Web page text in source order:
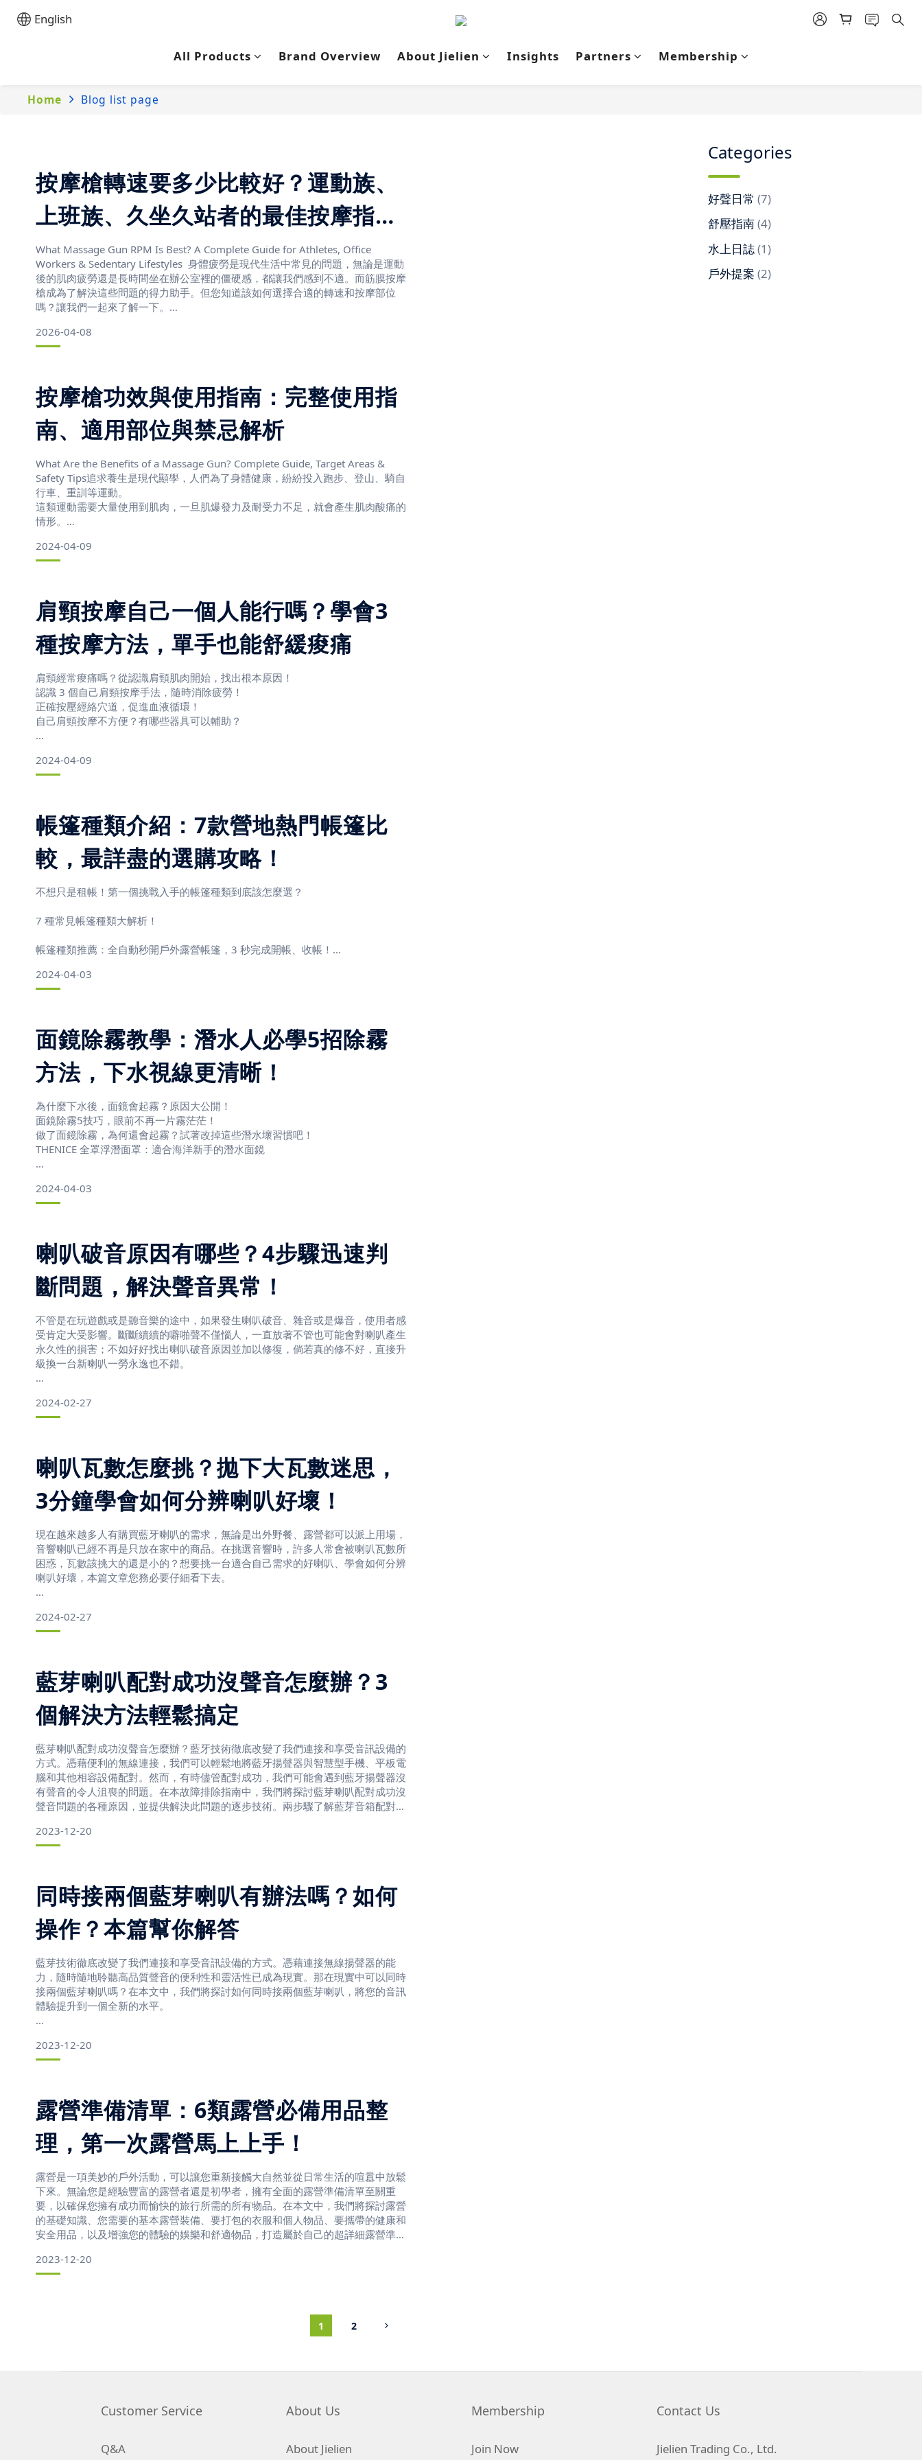
English
All Products Brand Overview About Jielien Insights Partners Membership
Home Blog list page
按摩槍轉速要多少比較好？運動族、
上班族、久坐久站者的最佳按摩指
南！
What Massage Gun RPM Is Best? A Complete Guide for Athletes, Office
Workers & Sedentary Lifestyles 身體疲勞是現代生活中常見的問題，無論是運動
後的肌肉疲勞還是長時間坐在辦公室裡的僵硬感，都讓我們感到不適。而筋膜按摩
槍成為了解決這些問題的得力助手。但您知道該如何選擇合適的轉速和按摩部位
嗎？讓我們一起來了解一下。
2026-04-08
按摩槍功效與使用指南：完整使用指
南、適用部位與禁忌解析
What Are the Benefits of a Massage Gun? Complete Guide, Target Areas &
Safety Tips追求養生是現代顯學，人們為了身體健康，紛紛投入跑步、登山、騎自
行車、重訓等運動。
這類運動需要大量使用到肌肉，一旦肌爆發力及耐受力不足，就會產生肌肉酸痛的
情形。
大民眾的歡迎。
Wellness has become a modern lifestyle
2024-04-09
肩頸按摩自己一個人能行嗎？學會3
種按摩方法，單手也能舒緩痠痛
肩頸經常痠痛嗎？從認識肩頸肌肉開始，找出根本原因！
認識 3 個自己肩頸按摩手法，隨時消除疲勞！
正確按壓經絡穴道，促進血液循環！
自己肩頸按摩不方便？有哪些器具可以輔助？
肩頸按摩自己一個人能行嗎？學會3種按摩方法，單手也能舒緩痠痛
或是愛滑手機的沙發馬鈴薯，想要紓解肩頸不適，靠自己按摩肩頸最快又省錢。想
要肩頸按摩自己用手舒緩之外，配合有效的按摩工具也可達到事半功倍的效果。
肩頸經常痠痛嗎？從認識肩頸肌肉
2024-04-09
帳篷種類介紹：7款營地熱門帳篷比
較，最詳盡的選購攻略！
不想只是租帳！第一個挑戰入手的帳篷種類到底該怎麼選？
7 種常見帳篷種類大解析！
帳篷種類推薦：全自動秒開戶外露營帳篷，3 秒完成開帳、收帳！
近年來「露營」已成為戶外休閒活動的首選，無論是單身、情侶、家有幼兒或毛小
孩，越來越多人加入露營行列，各種露營用品也成為賣場中最熱門的商品之一。想
而帳篷種類五花八門，到底要如何挑選適合自己與家人的帳篷呢？本篇將詳細介紹
七款熱門帳篷種類比較，露營初
2024-04-03
面鏡除霧教學：潛水人必學5招除霧
方法，下水視線更清晰！
為什麼下水後，面鏡會起霧？原因大公開！
面鏡除霧5技巧，眼前不再一片霧茫茫！
做了面鏡除霧，為何還會起霧？試著改掉這些潛水壞習慣吧！
THENICE 全罩浮潛面罩：適合海洋新手的潛水面鏡
夏日的腳步逐漸近了，愛好潛水活動的您是否迫不及待想要戴上自己最愛的面鏡，
問題；本篇文章將介紹五個面鏡除霧妙招，讓您在海中擁有最佳視野，再也不怕霧
茫茫！
2024-04-03
喇叭破音原因有哪些？4步驟迅速判
斷問題，解決聲音異常！
不管是在玩遊戲或是聽音樂的途中，如果發生喇叭破音、雜音或是爆音，使用者感
受肯定大受影響。斷斷續續的噼啪聲不僅惱人，一直放著不管也可能會對喇叭產生
永久性的損害；不如好好找出喇叭破音原因並加以修復，倘若真的修不好，直接升
級換一台新喇叭一勞永逸也不錯。
喇叭破音原因有哪些？5大原因一次看！
如果將喇叭播放超大聲或是重低音，而音響配置的功率過小，就會讓放大機輸出功
率超出或是遠低於喇叭承受功率範圍而破音；當大口徑單元播放頻率過高的聲音，
也會造成音響拖不動導致破音。這類型的失
2024-02-27
喇叭瓦數怎麼挑？拋下大瓦數迷思，
3分鐘學會如何分辨喇叭好壞！
現在越來越多人有購買藍牙喇叭的需求，無論是出外野餐、露營都可以派上用場，
音響喇叭已經不再是只放在家中的商品。在挑選音響時，許多人常會被喇叭瓦數所
困惑，瓦數該挑大的還是小的？想要挑一台適合自己需求的好喇叭、學會如何分辨
喇叭好壞，本篇文章您務必要仔細看下去。
喇叭瓦數怎麼看？瓦數越大越好聽？破解音響常見迷思
喇叭的瓦數（W）其實是功率的單位，指的是輸出聲音所需的功率，喇叭瓦數大小
則代表「這個喇叭能夠承受多少瓦」，而不是發出多少瓦的聲音；瓦數越高，聲音
能放得愈「大聲」，低音也會愈明顯。另外
2024-02-27
藍芽喇叭配對成功沒聲音怎麼辦？3
個解決方法輕鬆搞定
藍芽喇叭配對成功沒聲音怎麼辦？藍牙技術徹底改變了我們連接和享受音訊設備的
方式。憑藉便利的無線連接，我們可以輕鬆地將藍牙揚聲器與智慧型手機、平板電
腦和其他相容設備配對。然而，有時儘管配對成功，我們可能會遇到藍牙揚聲器沒
有聲音的令人沮喪的問題。在本故障排除指南中，我們將探討藍芽喇叭配對成功沒
聲音問題的各種原因，並提供解決此問題的逐步技術。兩步驟了解藍芽音箱配對是
2023-12-20
同時接兩個藍芽喇叭有辦法嗎？如何
操作？本篇幫你解答
藍芽技術徹底改變了我們連接和享受音訊設備的方式。憑藉連接無線揚聲器的能
力，隨時隨地聆聽高品質聲音的便利性和靈活性已成為現實。那在現實中可以同時
接兩個藍芽喇叭嗎？在本文中，我們將探討如何同時接兩個藍芽喇叭，將您的音訊
體驗提升到一個全新的水平。
認識藍牙技術
的了解。藍牙是一種無線通訊技術，可讓設備在短距離內相互連接和通訊。
藍牙在無線電波上運行，並使用一種稱為跳頻擴頻的技術來避免其他無線設備的干
擾。這可確保您的裝置
2023-12-20
露營準備清單：6類露營必備用品整
理，第一次露營馬上上手！
露營是一項美妙的戶外活動，可以讓您重新接觸大自然並從日常生活的喧囂中放鬆
下來。無論您是經驗豐富的露營者還是初學者，擁有全面的露營準備清單至關重
要，以確保您擁有成功而愉快的旅行所需的所有物品。在本文中，我們將探討露營
的基礎知識、您需要的基本露營裝備、要打包的衣服和個人物品、要攜帶的健康和
安全用品，以及增強您的體驗的娛樂和舒適物品，打造屬於自己的超詳細露營準備
露營是一項深受人們喜愛的戶外活動，它可以讓人們與大自然聯繫並體驗戶外之
2023-12-20
1 2
Categories
好聲日常 (7)
舒壓指南(4)
水上日誌(1)
戶外提案 (2)
Customer Service
Q&A
About Us
About Jielien
Membership
Join Now
Contact Us
Jielien Trading Co., Ltd.